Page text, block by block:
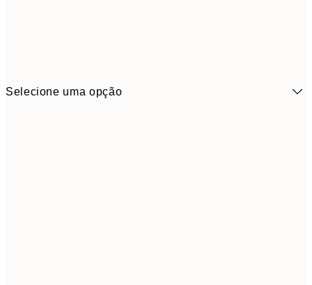
Selecione uma opção